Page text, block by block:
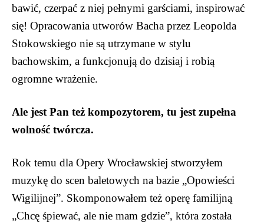
bawić, czerpać z niej pełnymi garściami, inspirować
się! Opracowania utworów Bacha przez Leopolda
Stokowskiego nie są utrzymane w stylu
bachowskim, a funkcjonują do dzisiaj i robią
ogromne wrażenie.
Ale jest Pan też kompozytorem, tu jest zupełna
wolność twórcza.
Rok temu dla Opery Wrocławskiej stworzyłem
muzykę do scen baletowych na bazie „Opowieści
Wigilijnej”. Skomponowałem też operę familijną
„Chcę śpiewać, ale nie mam gdzie”, która została